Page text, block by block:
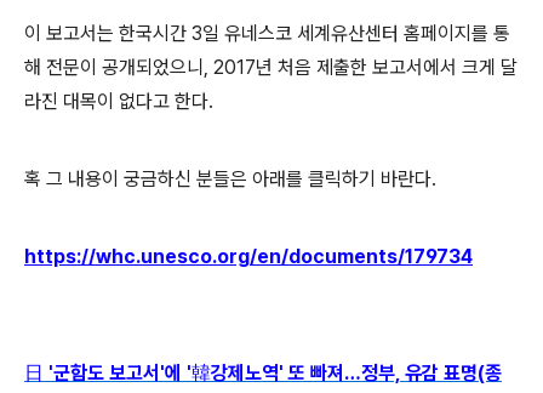
이 보고서는 한국시간 3일 유네스코 세계유산센터 홈페이지를 통
해 전문이 공개되었으니, 2017년 처음 제출한 보고서에서 크게 달
라진 대목이 없다고 한다.
혹 그 내용이 궁금하신 분들은 아래를 클릭하기 바란다.
https://whc.unesco.org/en/documents/179734
日 '군함도 보고서'에 '韓강제노역' 또 빠져…정부, 유감 표명(종